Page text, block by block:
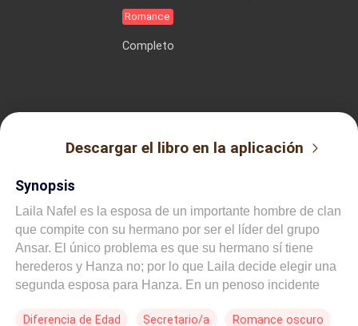
Romance
Completo
Descargar el libro en la aplicación
Synopsis
Laila Nafel es la esposa de un importante hombre de clan
que compite con su hermano por ser el líder del grupo
Ansar. El único problema es que su hermano sí tiene
herederos y Hanza no; por lo que Laila decide elegir una
segunda esposa para Hanza. En un penoso incidente
la que elige como segunda esposa de su marido. Malak
Diferencia de Edad Secretario/a Romance oscuro